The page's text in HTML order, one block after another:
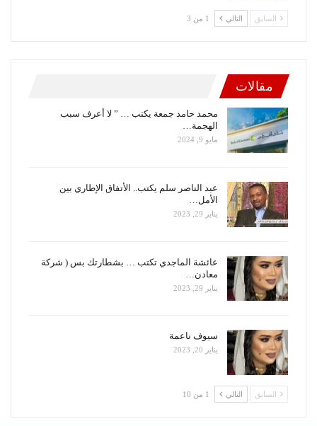
السابق التالي 1 من 3
مقالات
محمد حامد جمعة يكتب … ” لا أعرف سبب
الهجمة…
مايو 9, 2024
عبد الناصر سلم يكتب.. الأتفاق الإطاري بين
الأمل…
يناير 29, 2023
عائشة الماجدي تكتب … بشطارتك بس ( شركة
معادن…
يناير 29, 2023
سيوف ناعمة
يناير 20, 2023
السابق التالي 1 من 10